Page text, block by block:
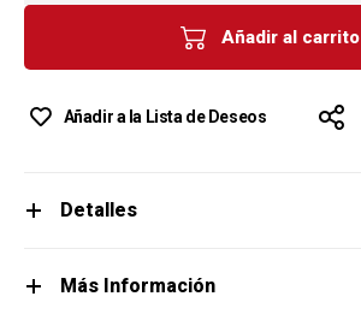
Añadir al carrito
Añadir a la Lista de Deseos
Detalles
Más Información